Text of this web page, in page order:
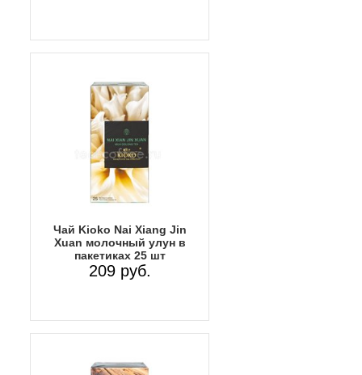
Чай Kioko Nai Xiang Jin
Xuan молочный улун в
пакетиках 25 шт
209 руб.